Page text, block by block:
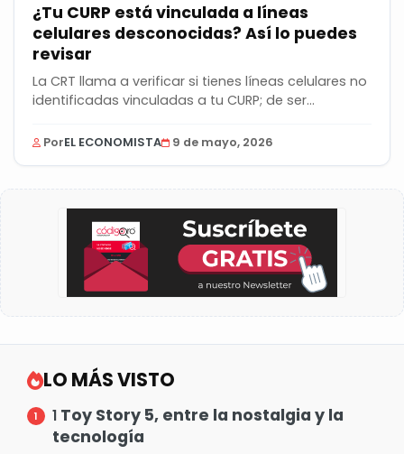
¿Tu CURP está vinculada a líneas
celulares desconocidas? Así lo puedes
revisar
La CRT llama a verificar si tienes líneas celulares no
identificadas vinculadas a tu CURP; de ser...
PorEL ECONOMISTA 9 de mayo, 2026
LO MÁS VISTO
1 Toy Story 5, entre la nostalgia y la
tecnología